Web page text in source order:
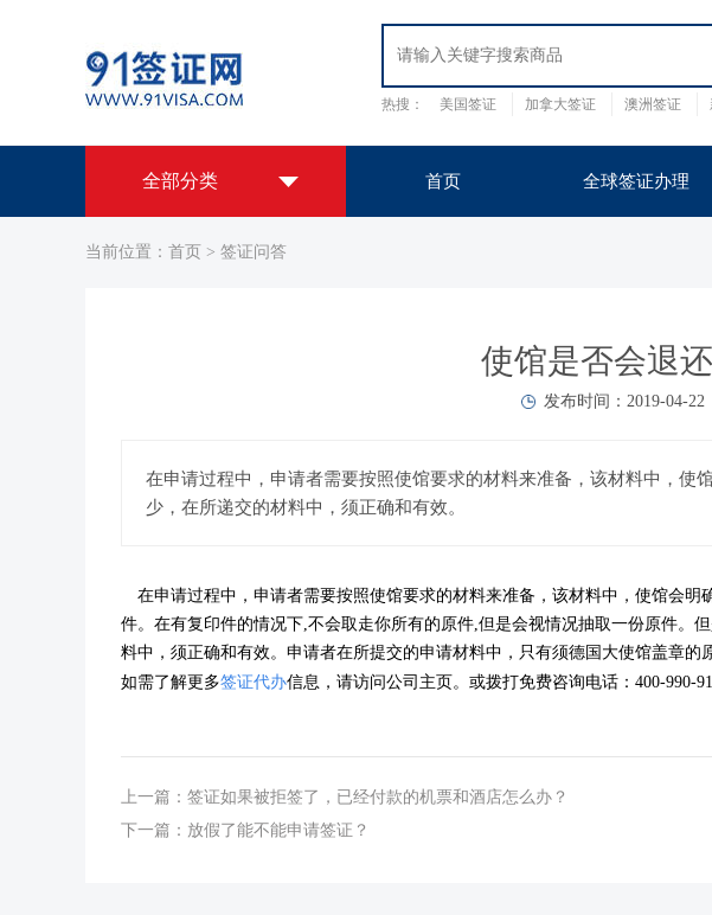
热搜： 美国签证 加拿大签证 澳洲签证
全部分类
全球签证办理中心
查询签证被拒签的真实原因
EVUS登记
首页 全球签证办理
当前位置： 首页 > 签证问答
使馆是否会退
发布时间：2019-04-22
在申请过程中，申请者需要按照使馆要求的材料来准备，该材料中，
少，在所递交的材料中，须正确和有效。
在申请过程中，申请者需要按照使馆要求的材料来准备，该材料中，使馆会
件。在有复印件的情况下,不会取走你所有的原件,但是会视情况抽取一份原件。
料中，须正确和有效。 申请者在所提交的申请材料中，只有须德国大使馆盖章的
如需了解更多签证代办信息，请访问公司主页。或拨打免费咨询电话： 400-990-
上一篇： 签证如果被拒签了，已经付款的机票和酒店怎么办？
下一篇： 放假了能不能申请签证？